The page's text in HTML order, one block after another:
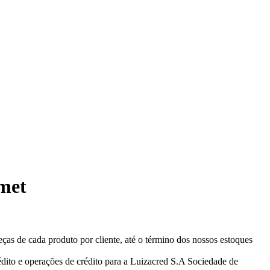
de cada produto por cliente, até o término dos nossos estoques
e operações de crédito para a Luizacred S.A Sociedade de